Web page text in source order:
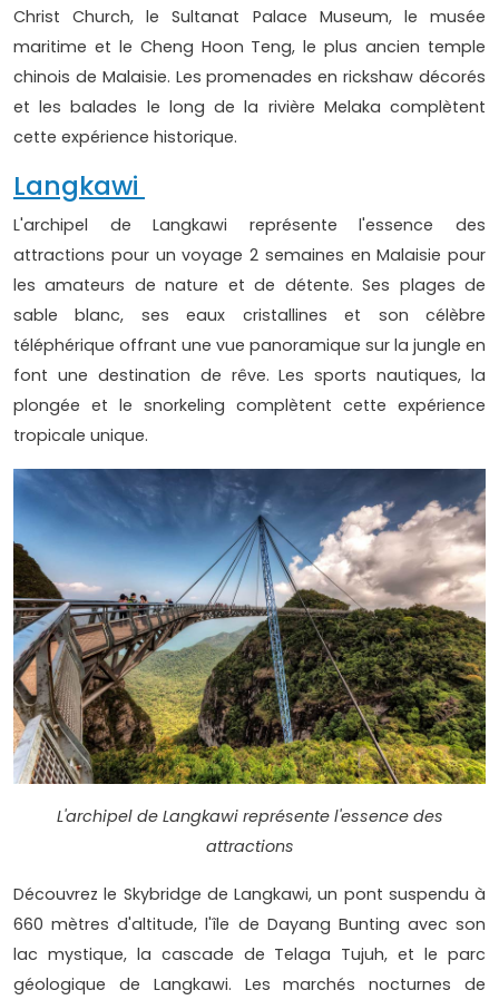
Christ Church, le Sultanat Palace Museum, le musée
maritime et le Cheng Hoon Teng, le plus ancien temple
chinois de Malaisie. Les promenades en rickshaw décorés
et les balades le long de la rivière Melaka complètent
cette expérience historique.
Langkawi
L'archipel de Langkawi représente l'essence des
attractions pour un voyage 2 semaines en Malaisie pour
les amateurs de nature et de détente. Ses plages de
sable blanc, ses eaux cristallines et son célèbre
téléphérique offrant une vue panoramique sur la jungle en
font une destination de rêve. Les sports nautiques, la
plongée et le snorkeling complètent cette expérience
tropicale unique.
L'archipel de Langkawi représente l'essence des
attractions
Découvrez le Skybridge de Langkawi, un pont suspendu à
660 mètres d'altitude, l'île de Dayang Bunting avec son
lac mystique, la cascade de Telaga Tujuh, et le parc
géologique de Langkawi. Les marchés nocturnes de